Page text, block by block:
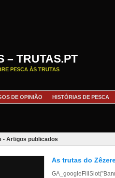
– TRUTAS.PT
PESCA ÀS TRUTAS
DE OPINIÃO HISTÓRIAS DE PESCA
- Artigos publicados
As trutas do